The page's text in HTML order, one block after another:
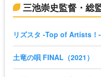
三池崇史監督・総
リズスタ -Top of Artists！-
土竜の唄 FINAL（2021）